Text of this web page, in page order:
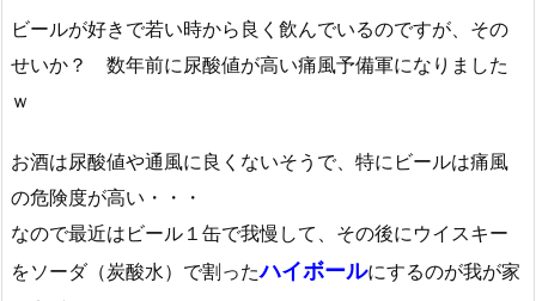
ビールが好きで若い時から良く飲んでいるのですが、その
せいか？ 数年前に尿酸値が高い痛風予備軍になりました
ｗ
お酒は尿酸値や通風に良くないそうで、特にビールは痛風
の危険度が高い・・・
なので最近はビール１缶で我慢して、その後にウイスキー
をソーダ（炭酸水）で割ったハイボールにするのが我が家